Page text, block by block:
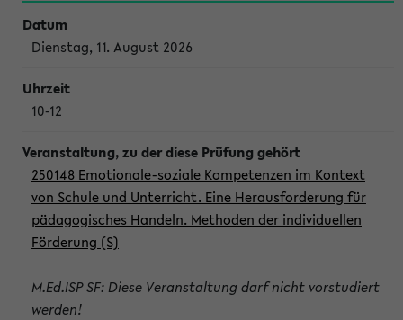
Dienstag, 11. August 2026
10-12
250148 Emotionale-soziale Kompetenzen im Kontext
von Schule und Unterricht. Eine Herausforderung für
pädagogisches Handeln. Methoden der individuellen
Förderung (S)
M.Ed.ISP SF: Diese Veranstaltung darf nicht vorstudiert
werden!